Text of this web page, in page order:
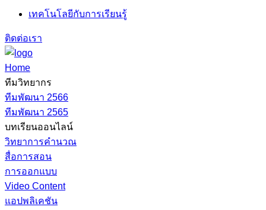
เทคโนโลยีกับการเรียนรู้
ติดต่อเรา
Home
ทีมวิทยากร
ทีมพัฒนา 2566
ทีมพัฒนา 2565
บทเรียนออนไลน์
วิทยาการคำนวณ
สื่อการสอน
การออกแบบ
Video Content
แอปพลิเคชัน